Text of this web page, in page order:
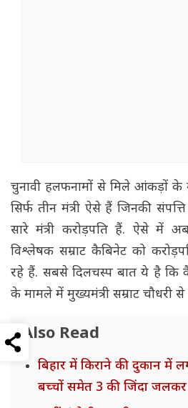
चुनावी हलफनामों से मिले आंकड़ों के
सिर्फ तीन मंत्री ऐसे हैं जिनकी
सारे मंत्री करोड़पति हैं. ऐसे में
विश्लेषक सम्राट कैबिनेट को
रहे हैं. सबसे दिलचस्प बात ये है कि
के मामले में मुख्यमंत्री सम्राट चौधरी
Also Read
बिहार में किराने की दुकान में
बच्चों समेत 3 की जिंदा जलकर